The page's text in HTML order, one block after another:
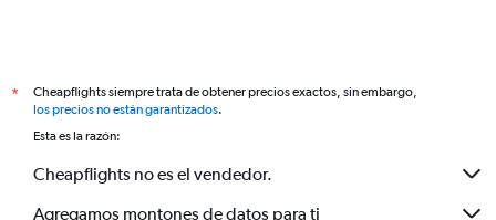
*
Cheapflights siempre trata de obtener precios exactos, sin embargo,
los precios no están garantizados.
Esta es la razón:
Cheapflights no es el vendedor.
Agregamos montones de datos para ti